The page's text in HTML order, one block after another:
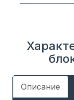
Описание